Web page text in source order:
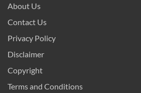
About Us
Contact Us
Privacy Policy
Disclaimer
Copyright
Terms and Conditions